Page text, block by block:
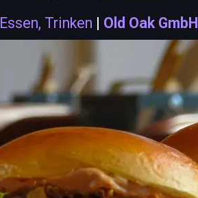
Essen, Trinken | Old Oak GmbH